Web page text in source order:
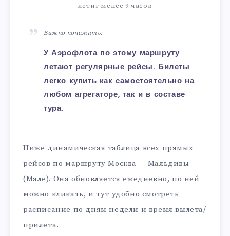
летит менее 9 часов
Важно понимать:
У Аэрофлота по этому маршруту
летают регулярные рейсы. Билеты
легко купить как самостоятельно на
любом агрегаторе, так и в составе
тура.
Ниже динамическая таблица всех прямых
рейсов по маршруту Москва — Мальдивы
(Мале). Она обновляется ежедневно, по ней
можно кликать, и тут удобно смотреть
расписание по дням недели и время вылета/
прилета.